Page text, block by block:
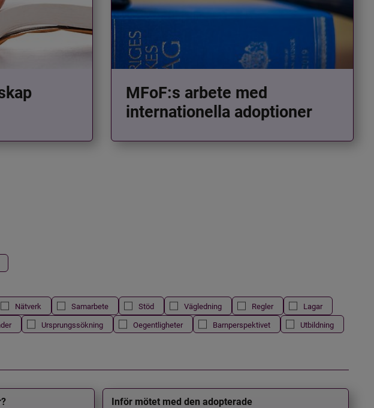
MFoF:s arbete med
internationella adoptioner
Nätverk Samarbete Stöd Vägledning Regler
Lagar
Ursprungssökning Oegentligheter Barnperspektivet
Utbildning
Inför mötet med den adopterade